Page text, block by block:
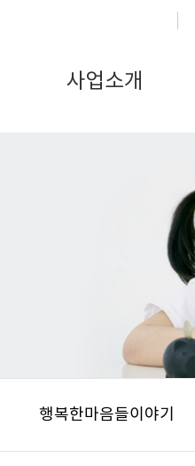
사업소개
행복한마음들이야기